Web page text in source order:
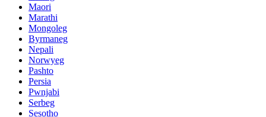
Maori
Marathi
Mongoleg
Byrmaneg
Nepali
Norwyeg
Pashto
Persia
Pwnjabi
Serbeg
Sesotho